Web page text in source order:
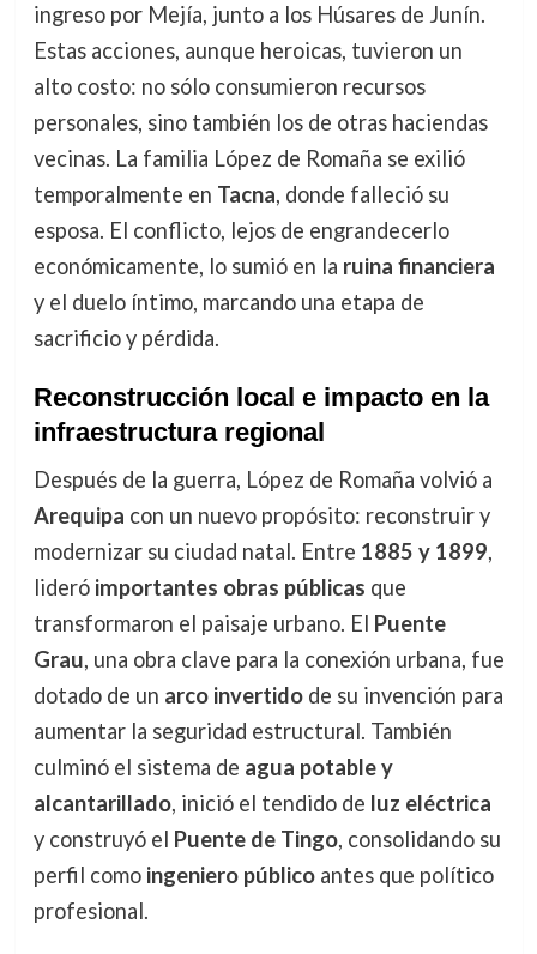
ingreso por Mejía, junto a los Húsares de Junín.
Estas acciones, aunque heroicas, tuvieron un
alto costo: no sólo consumieron recursos
personales, sino también los de otras haciendas
vecinas. La familia López de Romaña se exilió
temporalmente en Tacna, donde falleció su
esposa. El conflicto, lejos de engrandecerlo
económicamente, lo sumió en la ruina financiera
y el duelo íntimo, marcando una etapa de
sacrificio y pérdida.
Reconstrucción local e impacto en la
infraestructura regional
Después de la guerra, López de Romaña volvió a
Arequipa con un nuevo propósito: reconstruir y
modernizar su ciudad natal. Entre 1885 y 1899,
lideró importantes obras públicas que
transformaron el paisaje urbano. El Puente
Grau, una obra clave para la conexión urbana, fue
dotado de un arco invertidode su invención para
aumentar la seguridad estructural. También
culminó el sistema de agua potable y
alcantarillado, inició el tendido de luz eléctrica
y construyó el Puente de Tingo, consolidando su
perfil como ingeniero públicoantes que político
profesional.